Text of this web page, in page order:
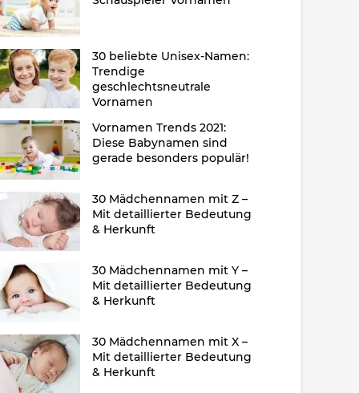
30 beliebte Unisex-Namen:
Trendige
geschlechtsneutrale
Vornamen
Vornamen Trends 2021:
Diese Babynamen sind
gerade besonders populär!
30 Mädchennamen mit Z –
Mit detaillierter Bedeutung
& Herkunft
30 Mädchennamen mit Y –
Mit detaillierter Bedeutung
& Herkunft
30 Mädchennamen mit X –
Mit detaillierter Bedeutung
& Herkunft